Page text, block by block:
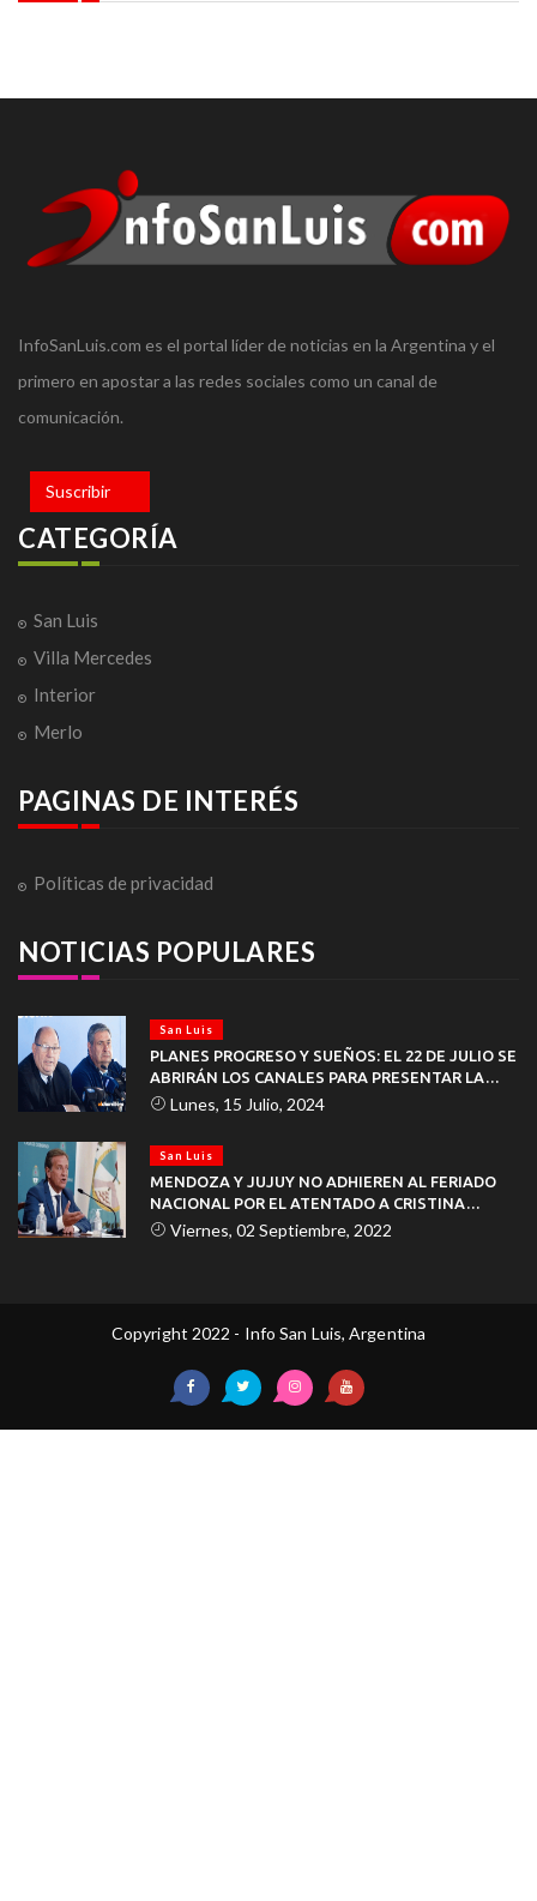
InfoSanLuis.com es el portal líder de noticias en la Argentina y el
primero en apostar a las redes sociales como un canal de
comunicación.
Suscribir
CATEGORÍA
San Luis
Villa Mercedes
Interior
Merlo
PAGINAS DE INTERÉS
Políticas de privacidad
NOTICIAS POPULARES
San Luis
PLANES PROGRESO Y SUEÑOS: EL 22 DE JULIO SE
ABRIRÁN LOS CANALES PARA PRESENTAR LA
DOCUMENTACIÓN
Lunes, 15 Julio, 2024
San Luis
MENDOZA Y JUJUY NO ADHIEREN AL FERIADO
NACIONAL POR EL ATENTADO A CRISTINA
KIRCHNER
Viernes, 02 Septiembre, 2022
Copyright 2022 - Info San Luis, Argentina